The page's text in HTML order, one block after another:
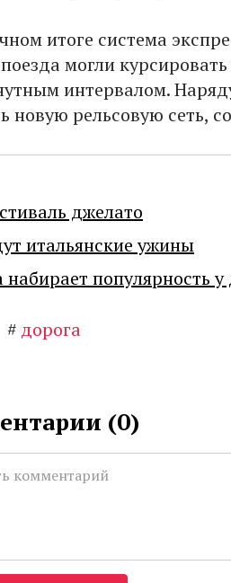
итоге система
могли
интервалом.
новую рельсовую сеть,
джелато
итальянские ужины
набирает популярность
# дорога
(0)